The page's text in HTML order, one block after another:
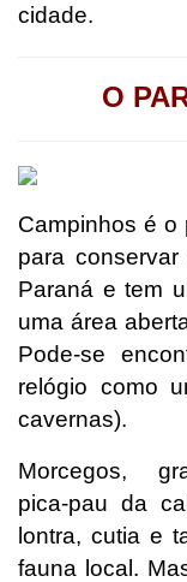
cidade.
O
Campinhos é o
para
Paraná e tem
uma área
Pode-se
relógio como
cavernas).
Morcegos,
pica-pau da
lontra, cutia e
fauna local.